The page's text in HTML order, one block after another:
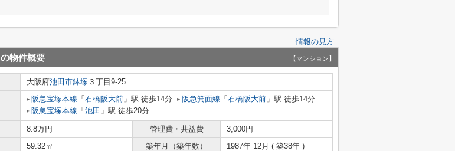
情報の見方
の物件概要 【マンション】
大阪府池田市鉢塚 ３丁目9-25
阪急宝塚本線 「 石橋阪大前 」駅 徒歩14分 阪急箕面線 「 石橋阪大前 」駅 徒歩14分
阪急宝塚本線 「 池田 」駅 徒歩20分
8.8万円 管理費・共益費
3,000円
59.32㎡ 築年月（築年数） 1987年 12月 ( 築38年 )